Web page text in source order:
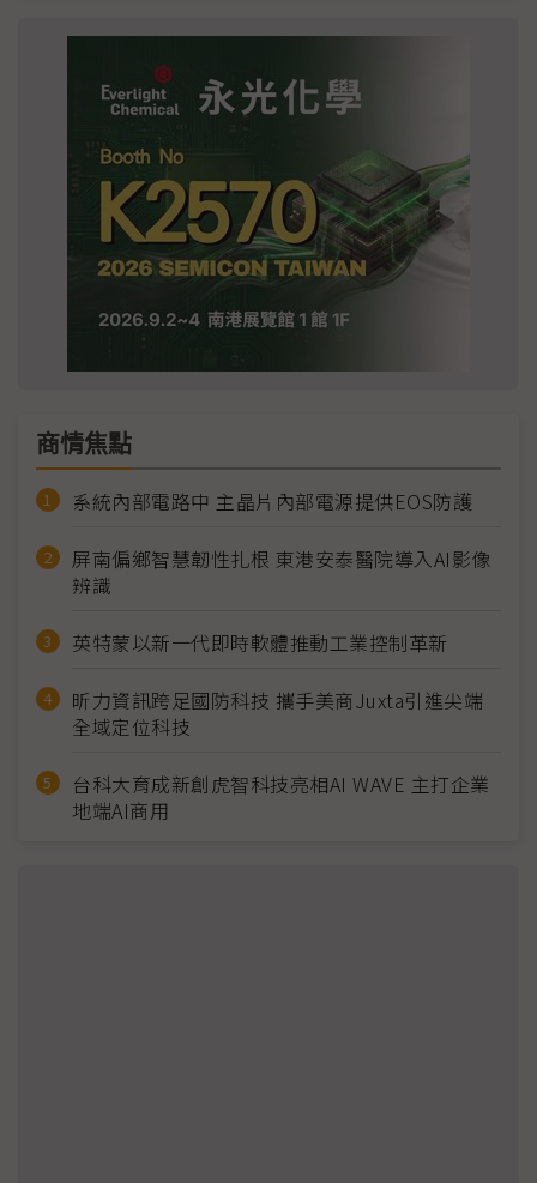
商情焦點
系統內部電路中 主晶片內部電源提供EOS防護
屏南偏鄉智慧韌性扎根 東港安泰醫院導入AI影像
辨識
英特蒙以新一代即時軟體推動工業控制革新
昕力資訊跨足國防科技 攜手美商Juxta引進尖端
全域定位科技
台科大育成新創虎智科技亮相AI WAVE 主打企業
地端AI商用